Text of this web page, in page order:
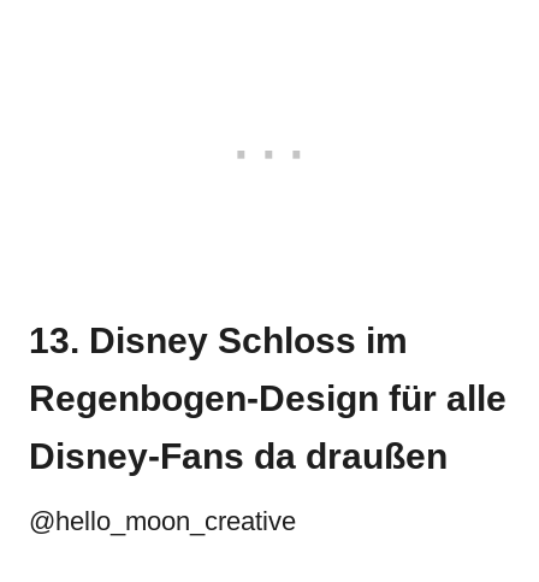
13. Disney Schloss im
Regenbogen-Design für alle
Disney-Fans da draußen
@hello_moon_creative